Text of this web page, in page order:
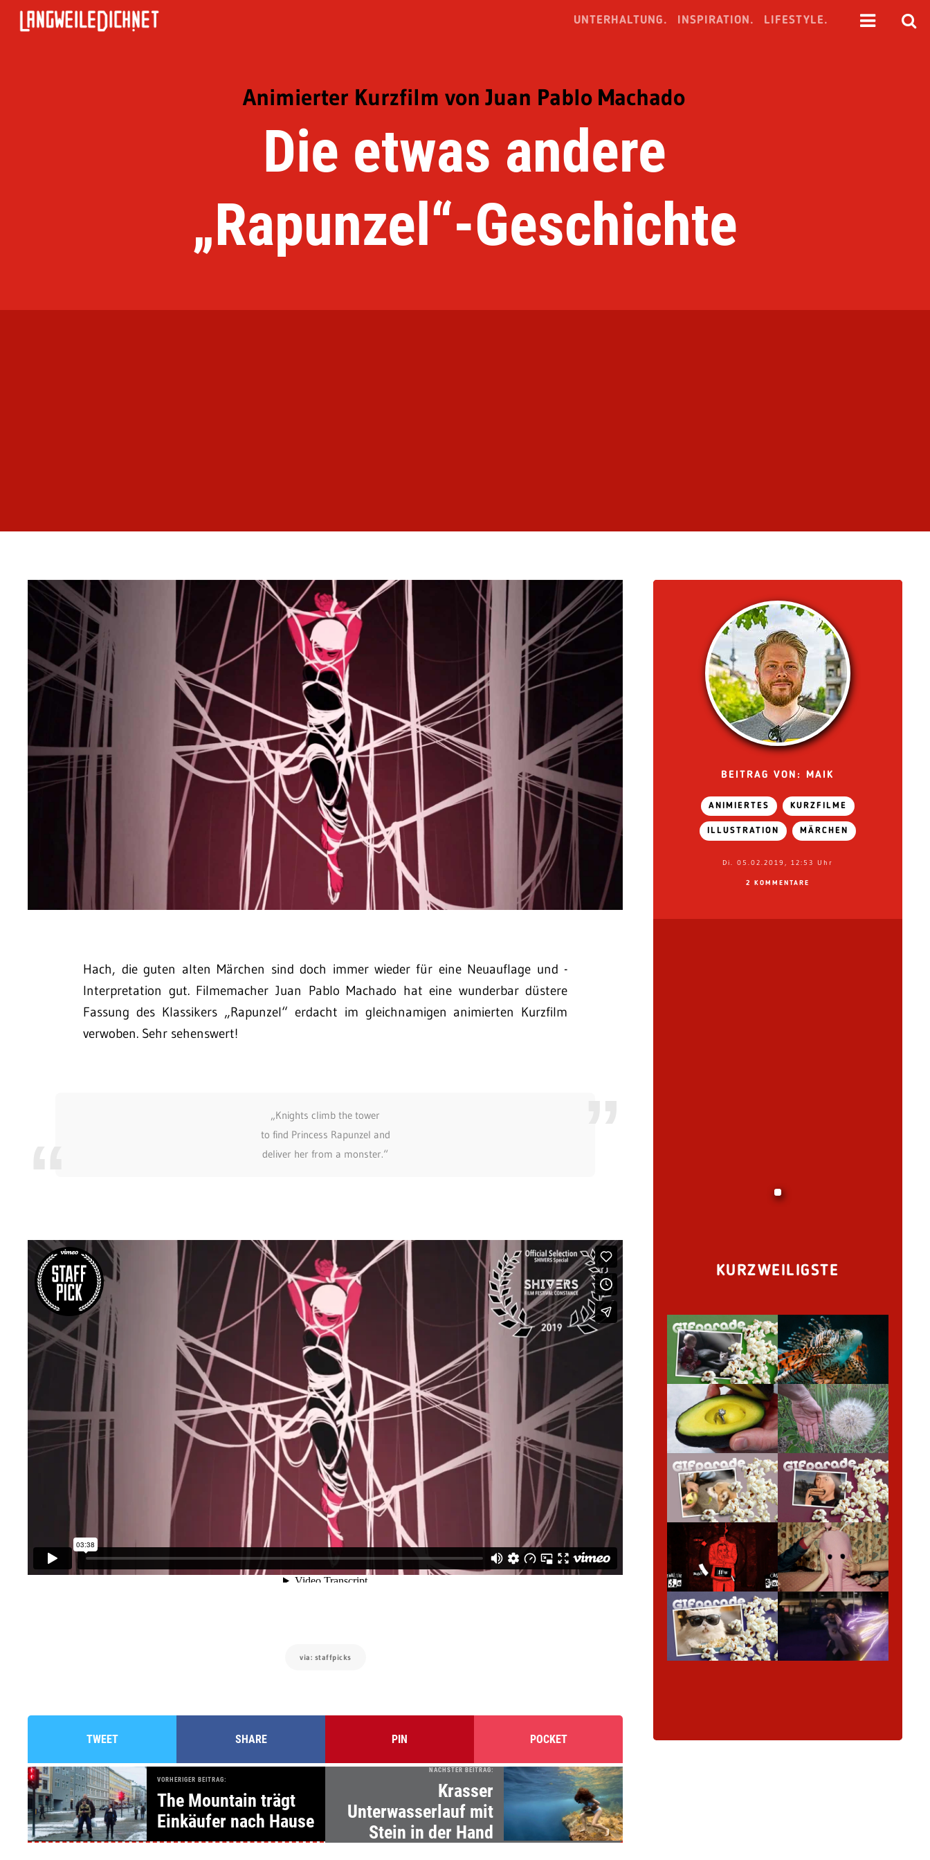
UNTERHALTUNG. INSPIRATION. LIFESTYLE.
Animierter Kurzfilm von Juan Pablo Machado
Die etwas andere
„Rapunzel“-Geschichte
Hach, die guten alten Märchen sind doch immer wieder für eine Neuauflage und -
Interpretation gut. Filmemacher Juan Pablo Machado hat eine wunderbar düstere
Fassung des Klassikers „Rapunzel“ erdacht im gleichnamigen animierten Kurzfilm
verwoben. Sehr sehenswert!
„Knights climb the tower
to find Princess Rapunzel and
deliver her from a monster.“
via: staffpicks
TWEET SHARE PIN POCKET
VORHERIGER BEITRAG:
The Mountain trägt
Einkäufer nach Hause
NÄCHSTER BEITRAG:
Krasser
Unterwasserlauf mit
Stein in der Hand
BEITRAG VON: MAIK
ANIMIERTES KURZFILME
ILLUSTRATION MÄRCHEN
Di. 05.02.2019, 12:53 Uhr
2 KOMMENTARE
KURZWEILIGSTE